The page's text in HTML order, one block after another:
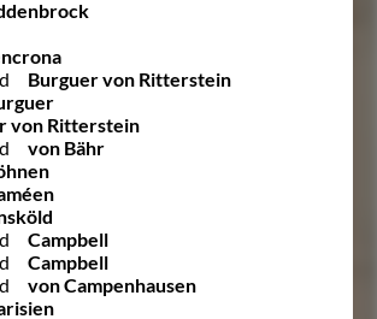
Burguer von Ritterstein
von Ritterstein
von Bähr
Campbell
Campbell
von Campenhausen